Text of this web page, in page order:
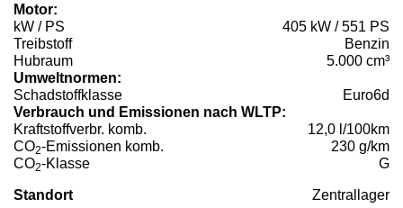
Motor:
kW / PS
405 kW / 551 PS
Treibstoff
Benzin
Hubraum
5.000 cm³
Umweltnormen:
Schadstoffklasse
Euro6d
Verbrauch und Emissionen nach WLTP:
Kraftstoffverbr. komb.
12,0 l/100km
CO2-Emissionen komb.
230 g/km
CO2-Klasse G
Standort Zentrallager